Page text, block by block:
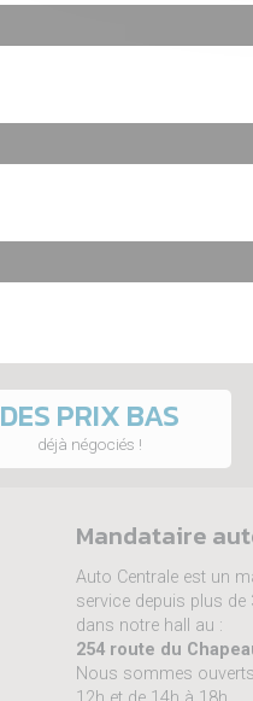
DES PRIX BAS
déjà négociés !
Mandataire
Auto Centrale est un
service depuis plus de
dans notre hall au :
254 route du
Nous sommes